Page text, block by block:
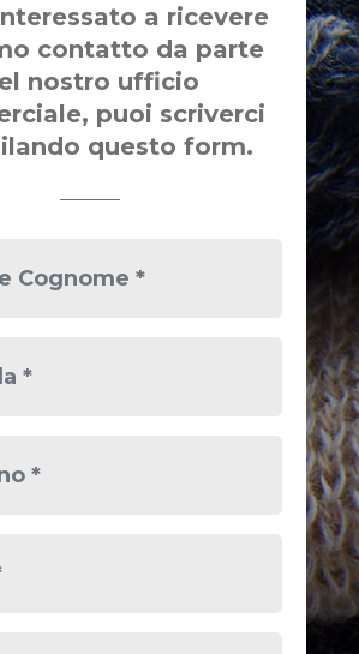
a ricevere
contatto da parte
nostro ufficio
puoi scriverci
questo form.